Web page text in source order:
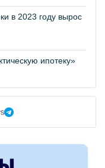
в 2023 году вырос
ипотеку»